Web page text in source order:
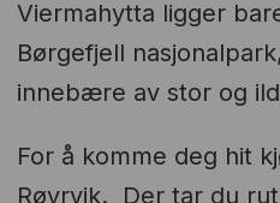
Viermahytta ligger
Børgefjell
innebære av stor og
For å komme deg hit
Røyrvik. Der tar du